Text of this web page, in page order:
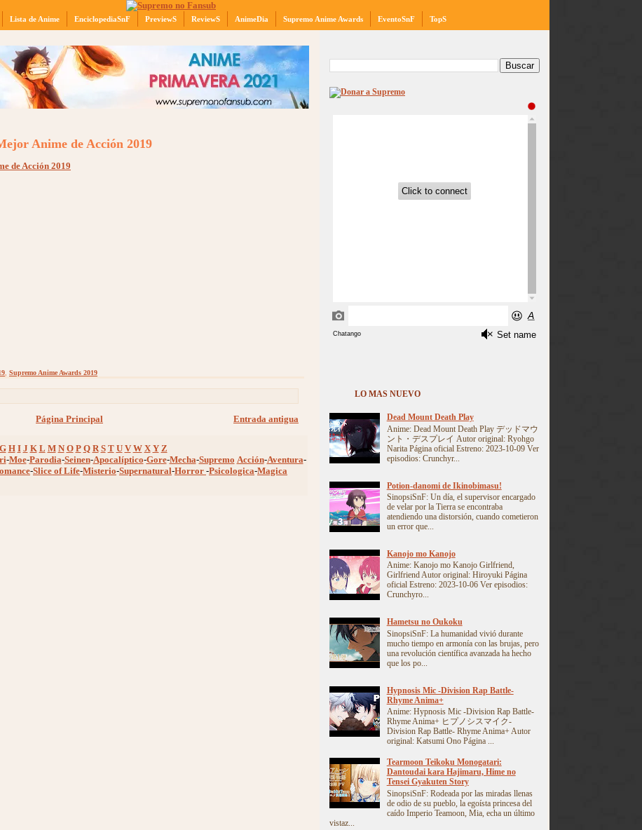
Lista de Anime EnciclopediaSnF PreviewS ReviewS AnimeDia Supremo Anime Awards EventoSnF TopS
Anime de Acción 2019
Supremo Anime Awards 2019
Entrada antigua
Página Principal
G H I J K L M N O P Q R S T U V W X Y Z
-Moe-Parodia-Seinen-Apocalíptico-Gore-Mecha-Supremo Acción-Aventura-
-Slice of Life-Misterio-Supernatural-Horror -Psicologica-Magica
LO MAS NUEVO
Dead Mount Death Play
Anime: Dead Mount Death Play デッドマウ
ント・デスプレイ Autor original: Ryohgo
Narita Página oficial Estreno: 2023-10-09 Ver
episodios: Crunchyr...
Potion-danomi de Ikinobimasu!
SinopsiSnF: Un día, el supervisor encargado
de velar por la Tierra se encontraba
atendiendo una distorsión, cuando cometieron
un error que...
Kanojo mo Kanojo
Anime: Kanojo mo Kanojo Girlfriend,
Girlfriend Autor original: Hiroyuki Página
oficial Estreno: 2023-10-06 Ver episodios:
Crunchyro...
Hametsu no Oukoku
SinopsiSnF: La humanidad vivió durante
mucho tiempo en armonía con las brujas, pero
una revolución científica avanzada ha hecho
que los po...
Hypnosis Mic -Division Rap Battle-
Rhyme Anima+
Anime: Hypnosis Mic -Division Rap Battle-
Rhyme Anima+ ヒプノシスマイク-
Division Rap Battle- Rhyme Anima+ Autor
original: Katsumi Ono Página ...
Tearmoon Teikoku Monogatari:
Dantoudai kara Hajimaru, Hime no
Tensei Gyakuten Story
SinopsiSnF: Rodeada por las miradas llenas
de odio de su pueblo, la egoísta princesa del
caído Imperio Teamoon, Mia, echa un último
vistaz...